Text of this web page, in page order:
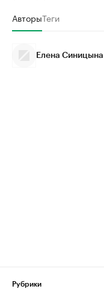
АвторыТеги
Елена Синицына
Рубрики